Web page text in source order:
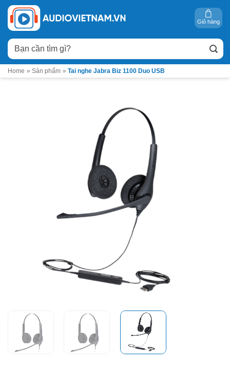
Bỏ
qua
nội
dung
Tìm
kiếm:
Giỏ hàng
Home » Sản phẩm » Tai nghe Jabra Biz 1100 Duo USB